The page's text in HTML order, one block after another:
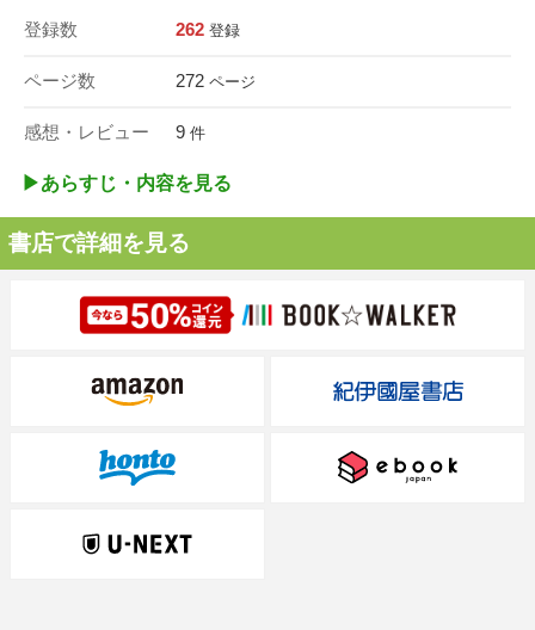
登録数 262 登録
ページ数 272 ページ
感想・レビュー 9 件
▶︎あらすじ・内容を見る
書店で詳細を見る